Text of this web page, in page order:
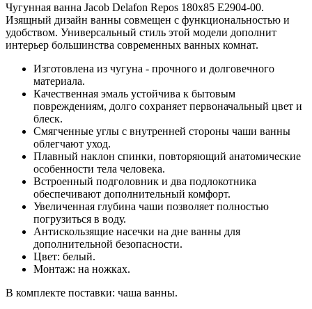
Чугунная ванна Jacob Delafon Repos 180x85 E2904-00.
Изящный дизайн ванны совмещен с функциональностью и
удобством. Универсальный стиль этой модели дополнит
интерьер большинства современных ванных комнат.
Изготовлена из чугуна - прочного и долговечного
материала.
Качественная эмаль устойчива к бытовым
повреждениям, долго сохраняет первоначальный цвет и
блеск.
Смягченные углы с внутренней стороны чаши ванны
облегчают уход.
Плавный наклон спинки, повторяющий анатомические
особенности тела человека.
Встроенный подголовник и два подлокотника
обеспечивают дополнительный комфорт.
Увеличенная глубина чаши позволяет полностью
погрузиться в воду.
Антискользящие насечки на дне ванны для
дополнительной безопасности.
Цвет: белый.
Монтаж: на ножках.
В комплекте поставки: чаша ванны.